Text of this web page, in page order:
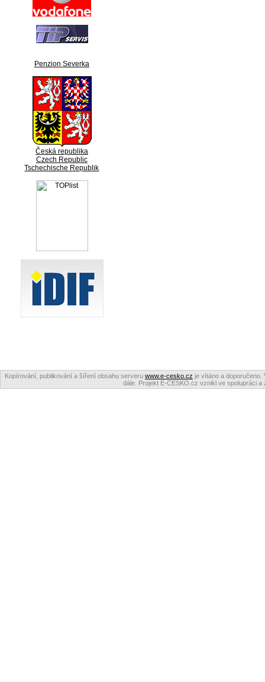
Penzion Severka
Česká republika
Czech Republic
Tschechische Republik
Kopírování, publikování a šíření obsahu serveru www.e-cesko.cz je vítáno a doporučeno.
dále. Projekt E-ČESKO.cz vznikl ve spolupráci